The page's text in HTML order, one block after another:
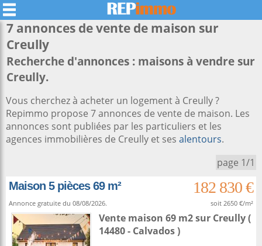
7 annonces de vente de maison sur
Creully
Recherche d'annonces : maisons à vendre sur
Creully.
Vous cherchez à acheter un logement à Creully ?
Repimmo propose 7 annonces de vente de maison. Les
annonces sont publiées par les particuliers et les
agences immobilières de Creully et ses alentours.
page 1/1
Maison 5 pièces 69 m²
182 830 €
Annonce gratuite du 08/08/2026. soit 2650 €/m²
Vente maison 69 m2sur Creully(
14480 - Calvados )